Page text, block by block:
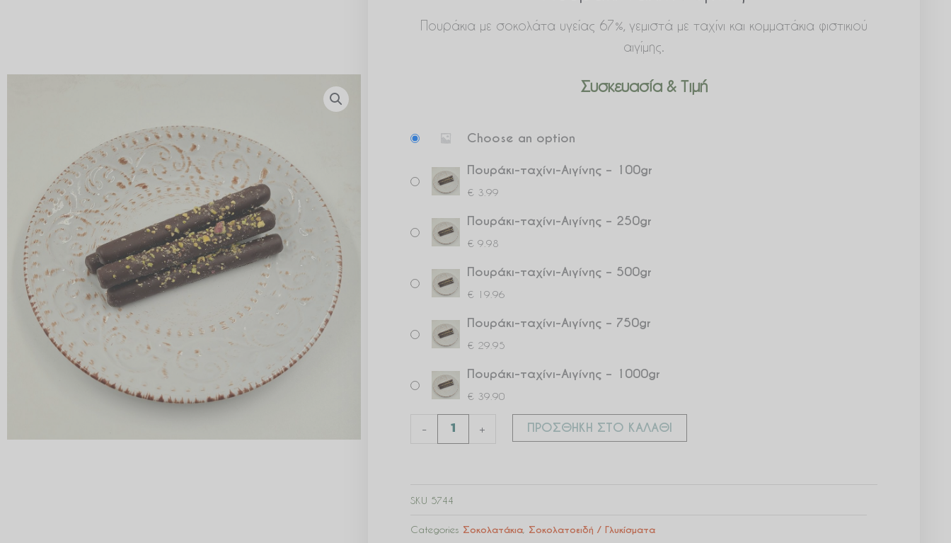
Πουράκια με σοκολάτα υγείας 67%, γεμιστά με ταχίνι και κομματάκια φιστικιού
αιγίμης.
Συσκευασία & Τιμή
Choose an option
Πουράκι-ταχίνι-Αιγίνης – 100gr
€ 3.99
Πουράκι-ταχίνι-Αιγίνης – 250gr
€ 9.98
Πουράκι-ταχίνι-Αιγίνης – 500gr
€ 19.96
Πουράκι-ταχίνι-Αιγίνης – 750gr
€ 29.95
Πουράκι-ταχίνι-Αιγίνης – 1000gr
€ 39.90
-
ταχίνι-
Αιγίνης
ποσότητα
+ ΠΡΟΣΘΉΚΗ ΣΤΟ ΚΑΛΆΘΙ
SKU 5744
Categories Σοκολατάκια Σοκολατοειδή / Γλυκίσματα